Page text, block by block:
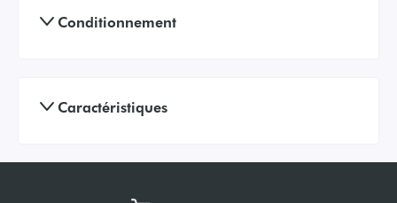
Conditionnement
Caractéristiques